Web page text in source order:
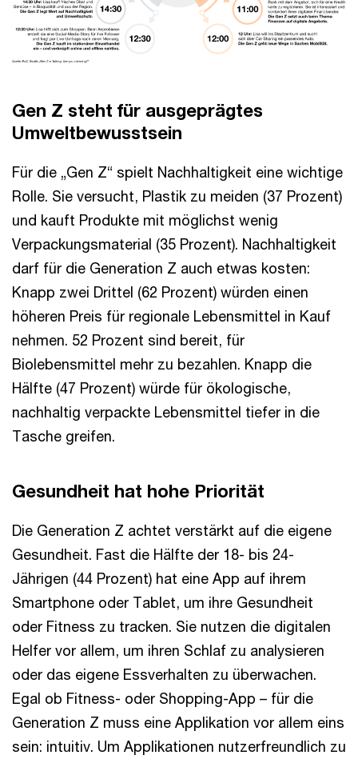
Gen Z steht für ausgeprägtes
Umweltbewusstsein
Für die „Gen Z“ spielt Nachhaltigkeit eine wichtige
Rolle. Sie versucht, Plastik zu meiden (37 Prozent)
und kauft Produkte mit möglichst wenig
Verpackungsmaterial (35 Prozent). Nachhaltigkeit
darf für die Generation Z auch etwas kosten:
Knapp zwei Drittel (62 Prozent) würden einen
höheren Preis für regionale Lebensmittel in Kauf
nehmen. 52 Prozent sind bereit, für
Biolebensmittel mehr zu bezahlen. Knapp die
Hälfte (47 Prozent) würde für ökologische,
nachhaltig verpackte Lebensmittel tiefer in die
Tasche greifen.
Gesundheit hat hohe Priorität
Die Generation Z achtet verstärkt auf die eigene
Gesundheit. Fast die Hälfte der 18- bis 24-
Jährigen (44 Prozent) hat eine App auf ihrem
Smartphone oder Tablet, um ihre Gesundheit
oder Fitness zu tracken. Sie nutzen die digitalen
Helfer vor allem, um ihren Schlaf zu analysieren
oder das eigene Essverhalten zu überwachen.
Egal ob Fitness- oder Shopping-App – für die
Generation Z muss eine Applikation vor allem eins
sein: intuitiv. Um Applikationen nutzerfreundlich zu